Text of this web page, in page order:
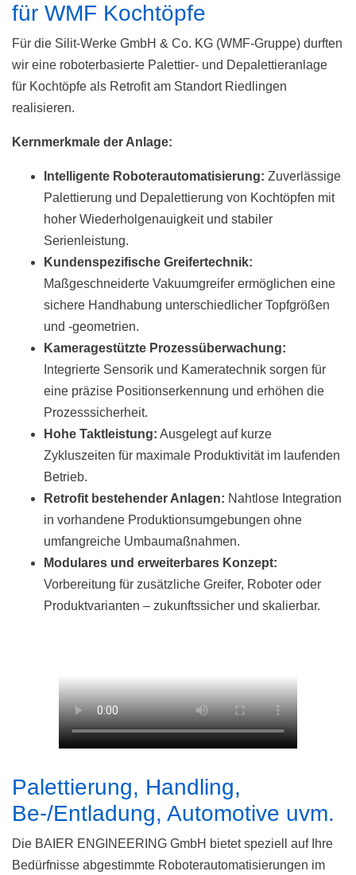
für WMF Kochtöpfe
Für die Silit-Werke GmbH & Co. KG (WMF-Gruppe) durften
wir eine roboterbasierte Palettier- und Depalettieranlage
für Kochtöpfe als Retrofit am Standort Riedlingen
realisieren.
Kernmerkmale der Anlage:
Intelligente Roboterautomatisierung: Zuverlässige
Palettierung und Depalettierung von Kochtöpfen mit
hoher Wiederholgenauigkeit und stabiler
Serienleistung.
Kundenspezifische Greifertechnik:
Maßgeschneiderte Vakuumgreifer ermöglichen eine
sichere Handhabung unterschiedlicher Topfgrößen
und -geometrien.
Kameragestützte Prozessüberwachung:
Integrierte Sensorik und Kameratechnik sorgen für
eine präzise Positionserkennung und erhöhen die
Prozesssicherheit.
Hohe Taktleistung: Ausgelegt auf kurze
Zykluszeiten für maximale Produktivität im laufenden
Betrieb.
Retrofit bestehender Anlagen: Nahtlose Integration
in vorhandene Produktionsumgebungen ohne
umfangreiche Umbaumaßnahmen.
Modulares und erweiterbares Konzept:
Vorbereitung für zusätzliche Greifer, Roboter oder
Produktvarianten – zukunftssicher und skalierbar.
Palettierung, Handling,
Be-/Entladung, Automotive uvm.
Die BAIER ENGINEERING GmbH bietet speziell auf Ihre
Bedürfnisse abgestimmte Roboterautomatisierungen im